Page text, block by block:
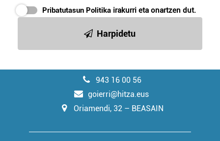
Pribatutasun Politika irakurri eta onartzen dut.
Harpidetu
943 16 00 56
goierri@hitza.eus
Oriamendi, 32 – BEASAIN